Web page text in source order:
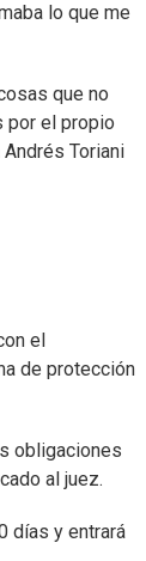
lo que me
que no
por el propio
Toriani
el
de protección
obligaciones
al juez.
días y entrará